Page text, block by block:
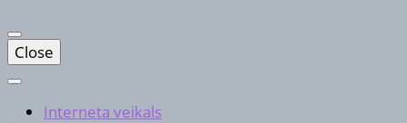
Close
Interneta veikals